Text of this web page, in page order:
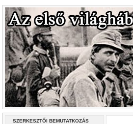
SZERKESZTŐI BEMUTATKOZÁS